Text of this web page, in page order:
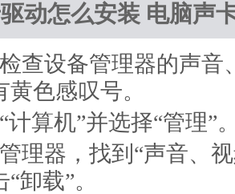
动怎么安装 电脑声
查设备管理器的声音
色感叹号。
计算机”并选择“管理”
理器，找到“声音、
卸载”。